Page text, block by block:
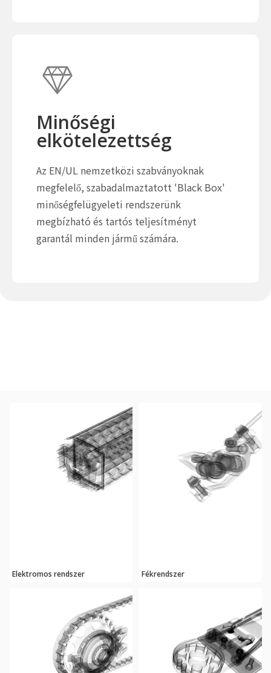
Minőségi
elkötelezettség
Az EN/UL nemzetközi szabványoknak
megfelelő, szabadalmaztatott 'Black Box'
minőségfelügyeleti rendszerünk
megbízható és tartós teljesítményt
garantál minden jármű számára.
Elektromos rendszer Fékrendszer